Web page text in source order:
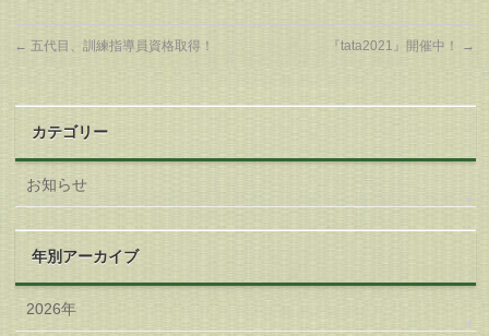
← 五代目、訓練指導員資格取得！ 『tata2021』開催中！ →
カテゴリー
お知らせ
年別アーカイブ
2026年